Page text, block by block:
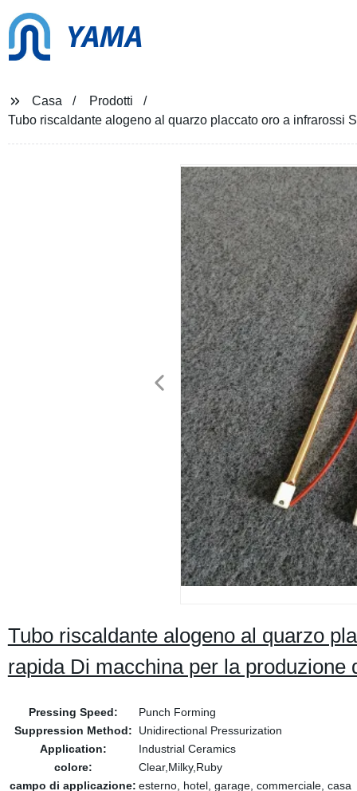
YAMA
Casa
Prodotti
Tubo riscaldante alogeno al quarzo placcato oro a infrarossi
Tubo riscaldante alogeno al quarzo
rapida Di macchina per la produzione
Pressing Speed:
Punch Forming
Suppression Method:
Unidirectional Pressurization
Application:
Industrial Ceramics
colore:
Clear,Milky,Ruby
campo di applicazione: esterno, hotel, garage, commerciale, casa